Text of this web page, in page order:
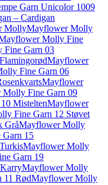
Garn Unicolor 1009
– Cardigan
MollyMayflower Molly
Molly Fine
Garn 03
Mayflower
Fine Garn 06
Mayflower
Fine Garn 09
MisteltenMayflower
Fine Garn 12 Støvet
GråMayflower Molly
15
Mayflower Molly
Garn 19
Mayflower Molly
11 RødMayflower Molly